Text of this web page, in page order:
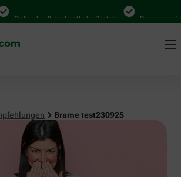
Online bei Ihrer Apotheke Bestellen Bequem
Brame test230925